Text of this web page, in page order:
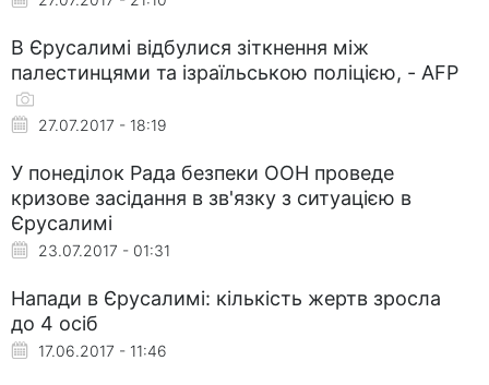
В Єрусалимі відбулися зіткнення між
палестинцями та ізраїльською поліцією, - AFP
27.07.2017 - 18:19
У понеділок Рада безпеки ООН проведе
кризове засідання в зв'язку з ситуацією в
Єрусалимі
23.07.2017 - 01:31
Напади в Єрусалимі: кількість жертв зросла
до 4 осіб
17.06.2017 - 11:46